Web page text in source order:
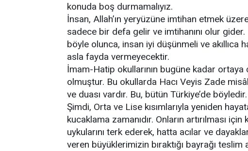
konuda boş durmamalıyız.
İnsan, Allah’ın yeryüzüne imtihan etmek
sadece bir defa gelir ve imtihanını olur
böyle olunca, insan iyi düşünmeli ve akıllıca
asla fayda vermeyecektir.
İmam-Hatip okullarının bugüne kadar ortaya
olmuştur. Bu okullarda Hacı Veyis Zade
ve duası vardır. Bu, bütün Türkiye’de böyledir.
Şimdi, Orta ve Lise kısımlarıyla yeniden
kucaklama zamanıdır. Onların artırılması
uykularını terk ederek, hatta acılar ve
veren büyüklerimizin bıraktığı bayrağı